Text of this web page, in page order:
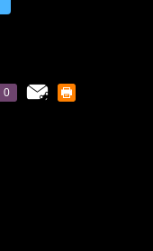
0